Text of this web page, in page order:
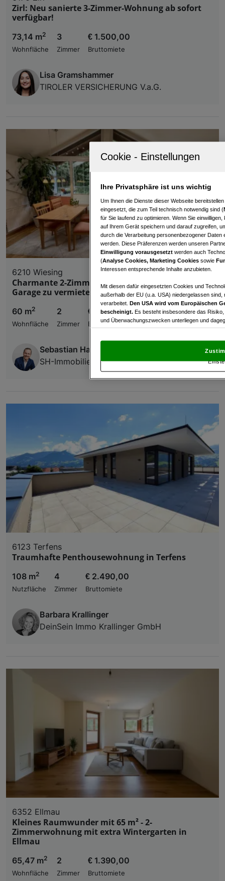
Zirl: Neu sanierte 3-Zimmer-Wohnung ab sofort
verfügbar!
73,14 m2
Wohnfläche
3
Zimmer
€ 1.500,00
Bruttomiete
Lisa Gramshammer
TIROLER VERSICHERUNG V.a.G.
6210 Wiesing
Charmante 2-Zimmer-DG-Wohnung mit Balkon &
Garage zu vermieten
60 m2
Wohnfläche
2
Zimmer
€ 1.150,00
Bruttomiete
Sebastian Haberl
SH-Immobilien GmbH
6123 Terfens
Traumhafte Penthousewohnung in Terfens
108 m2
Nutzfläche
4
Zimmer
€ 2.490,00
Bruttomiete
Barbara Krallinger
DeinSein Immo Krallinger GmbH
6352 Ellmau
Kleines Raumwunder mit 65 m² - 2-
Zimmerwohnung mit extra Wintergarten in
Ellmau
65,47 m2
Wohnfläche
2
Zimmer
€ 1.390,00
Bruttomiete
Ihre Privatsphäre ist uns wichtig
Um Ihnen die Dienste dieser Webseite
eingesetzt, die zum Teil technisch notwendig sind (
für Sie laufend zu optimieren. Wenn Sie
auf Ihrem Gerät speichern und darauf zugreifen,
durch die Verarbeitung personenbezogener
werden. Diese Präferenzen werden unseren
Einwilligung vorausgesetzt werden auch
(Analyse Cookies, Marketing Cookies sowie
Interessen entsprechende Inhalte anzubieten.
Mit diesen dafür eingesetzten Cookies und
außerhalb der EU (u.a. USA) niedergelassen
verarbeitet. Den USA wird vom Europäischen
bescheinigt. Es besteht insbesondere das
und Überwachungszwecken unterliegen und
und Widerspruch gegen die Verarbeitung auf der
„Cookie Einstellungen“, die sich auf jeder Seite
Verwendung genauer Standortdaten.
Zugriff auf Informationen auf einem Endgerät.
und der Performance von Inhalten,
Liste der Partner (Lieferanten)